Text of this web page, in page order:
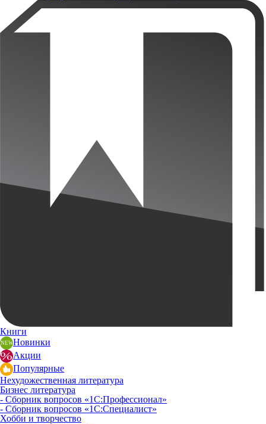
Книги
Новинки
Акции
Популярные
Нехудожественная литература
Бизнес литература
- Сборник вопросов «1С:Профессионал»
- Сборник вопросов «1С:Специалист»
Хобби и творчество